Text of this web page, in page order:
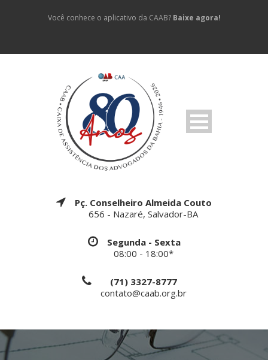
Você conhece o aplicativo da CAAB? Baixe agora!
Pç. Conselheiro Almeida Couto
656 - Nazaré, Salvador-BA
Segunda - Sexta
08:00 - 18:00*
(71) 3327-8777
contato@caab.org.br